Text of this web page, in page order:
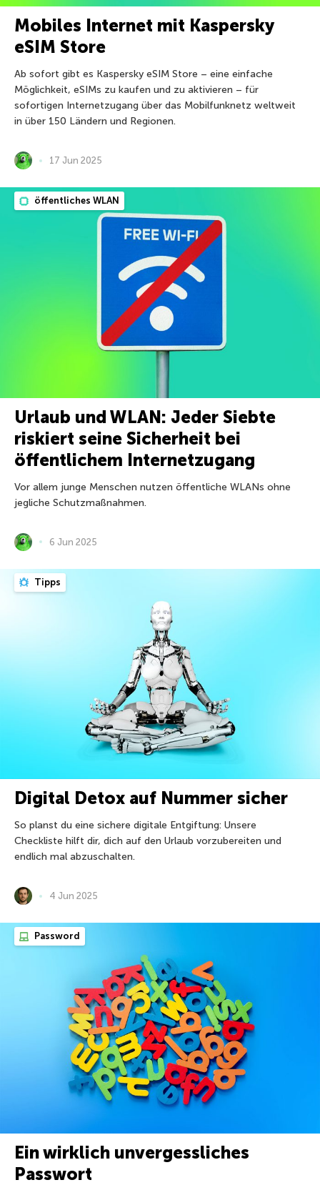
Mobiles Internet mit Kaspersky
eSIM Store
Ab sofort gibt es Kaspersky eSIM Store – eine einfache
Möglichkeit, eSIMs zu kaufen und zu aktivieren – für
sofortigen Internetzugang über das Mobilfunknetz weltweit
in über 150 Ländern und Regionen.
17 Jun 2025
öffentliches WLAN
Urlaub und WLAN: Jeder Siebte
riskiert seine Sicherheit bei
öffentlichem Internetzugang
Vor allem junge Menschen nutzen öffentliche WLANs ohne
jegliche Schutzmaßnahmen.
6 Jun 2025
Tipps
Digital Detox auf Nummer sicher
So planst du eine sichere digitale Entgiftung: Unsere
Checkliste hilft dir, dich auf den Urlaub vorzubereiten und
endlich mal abzuschalten.
4 Jun 2025
Password
Ein wirklich unvergessliches
Passwort